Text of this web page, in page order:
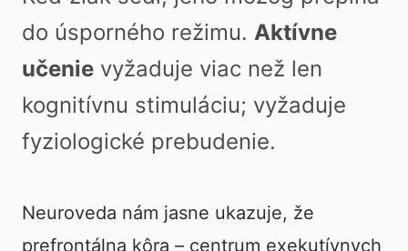
do úsporného režimu. Aktívne
učenie vyžaduje viac než len
kognitívnu stimuláciu; vyžaduje
fyziologické prebudenie.
Neuroveda nám jasne ukazuje, že
prefrontálna kôra – centrum exekutívnych